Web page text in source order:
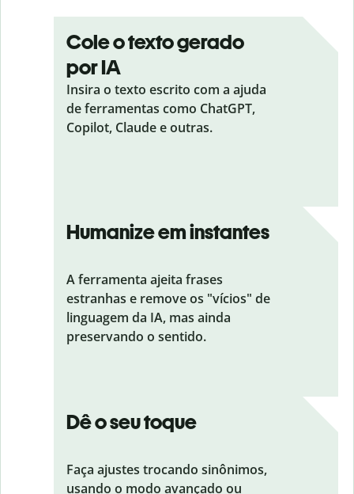
Cole o texto gerado
por IA
Insira o texto escrito com a ajuda
de ferramentas como ChatGPT,
Copilot, Claude e outras.
Humanize em instantes
A ferramenta ajeita frases
estranhas e remove os "vícios" de
linguagem da IA, mas ainda
preservando o sentido.
Dê o seu toque
Faça ajustes trocando sinônimos,
usando o modo avançado ou